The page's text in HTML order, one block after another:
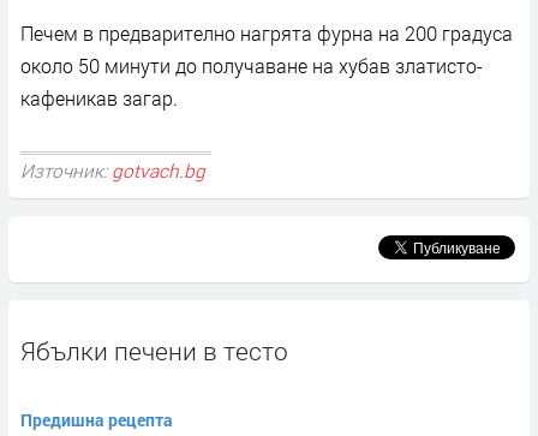
Печем в предварително нагрята фурна на 200 градуса
около 50 минути до получаване на хубав златисто-
кафеникав загар.
Източник: gotvach.bg
Ябълки печени в тесто
Предишна рецепта